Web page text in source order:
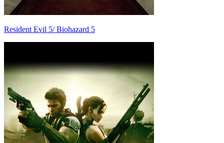
Resident Evil 5/ Biohazard 5